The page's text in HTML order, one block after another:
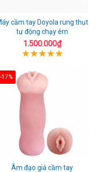
cầm tay Doyola rung thụt
tự động chạy êm
1.500.000₫
-17%
Âm đạo giả cầm tay